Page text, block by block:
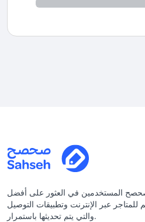
المستخدمين في العثور على أفضل
للمتاجر عبر الإنترنت وتطبيقات التوصيل
والتي يتم تحديثها باستمرار.